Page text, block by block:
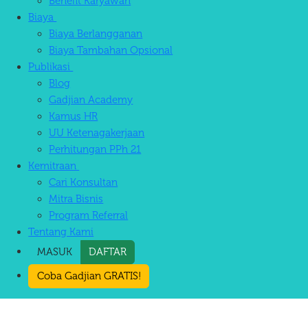
Biaya
Biaya Berlangganan
Biaya Tambahan Opsional
Publikasi
Blog
Gadjian Academy
Kamus HR
UU Ketenagakerjaan
Perhitungan PPh 21
Kemitraan
Cari Konsultan
Mitra Bisnis
Program Referral
Tentang Kami
MASUK
DAFTAR
Coba Gadjian GRATIS!